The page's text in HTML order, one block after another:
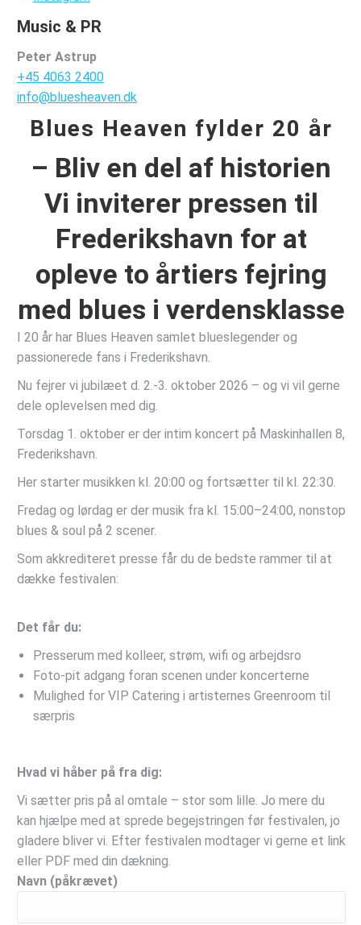
Music & PR
Peter Astrup
+45 4063 2400
info@bluesheaven.dk
Blues Heaven fylder 20 år
– Bliv en del af historien
Vi inviterer pressen til
Frederikshavn for at
opleve to årtiers fejring
med blues i verdensklasse
I 20 år har Blues Heaven samlet blueslegender og
passionerede fans i Frederikshavn.
Nu fejrer vi jubilæet d. 2.-3. oktober 2026 – og vi vil gerne
dele oplevelsen med dig.
Torsdag 1. oktober er der intim koncert på Maskinhallen 8,
Frederikshavn.
Her starter musikken kl. 20:00 og fortsætter til kl. 22:30.
Fredag og lørdag er der musik fra kl. 15:00–24:00, nonstop
blues & soul på 2 scener.
Som akkrediteret presse får du de bedste rammer til at
dække festivalen:
Det får du:
Presserum med kolleer, strøm, wifi og arbejdsro
Foto-pit adgang foran scenen under koncerterne
Mulighed for VIP Catering i artisternes Greenroom til
særpris
Hvad vi håber på fra dig:
Vi sætter pris på al omtale – stor som lille. Jo mere du
kan hjælpe med at sprede begejstringen før festivalen, jo
gladere bliver vi. Efter festivalen modtager vi gerne et link
eller PDF med din dækning.
Navn (påkrævet)